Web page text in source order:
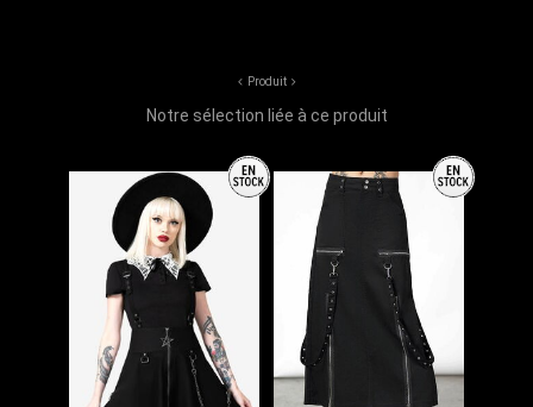
Produit
Notre sélection liée à ce produit